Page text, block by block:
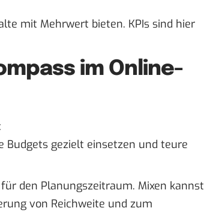
mit Mehrwert bieten. KPIs sind hier
im Online-
Budgets gezielt einsetzen und teure
den Planungszeitraum. Mixen kannst
von Reichweite und zum